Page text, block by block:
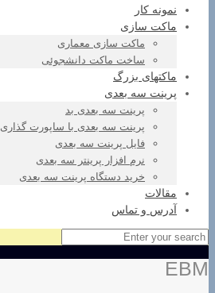
نمونه کار
ماکت سازی
ماکت سازی معماری
ساخت ماکت دانشجوئی
ماکتهای بزرگ
پرینت سه بعدی
پرینت سه بعدی بد
پرینت سه بعدی با ساپورت گذاری
فایل پرینت سه بعدی
نرم افزار پرینتر سه بعدی
خرید دستگاه پرینت سه بعدی
مقالات
آدرس و تماس
EBM